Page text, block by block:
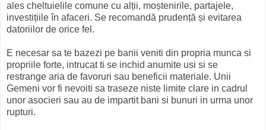
ales cheltuielile comune cu alții, moștenirile, partajele,
investițiile în afaceri. Se recomandă prudență și evitarea
datoriilor de orice fel.
E necesar sa te bazezi pe banii veniti din propria munca si
propriile forte, intrucat ti se inchid anumite usi si se
restrange aria de favoruri sau beneficii materiale. Unii
Gemeni vor fi nevoiti sa traseze niste limite clare in cadrul
unor asocieri sau au de impartit bani si bunuri in urma unor
rupturi.